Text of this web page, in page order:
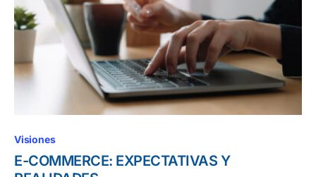
Visiones
E-COMMERCE: EXPECTATIVAS Y